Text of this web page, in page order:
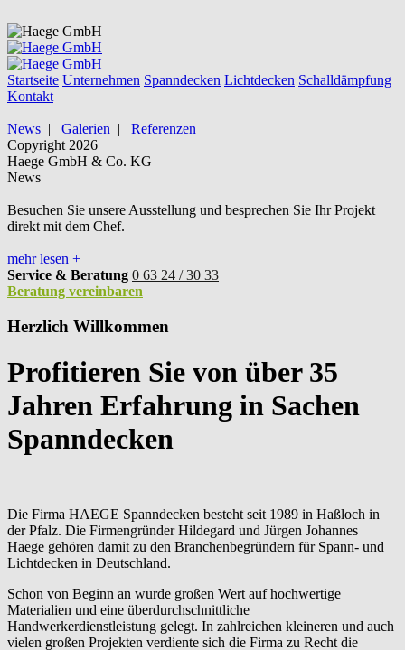
Startseite Unternehmen Spanndecken Lichtdecken Schalldämpfung
Kontakt
News | Galerien | Referenzen
Copyright 2026
Haege GmbH & Co. KG
News
Besuchen Sie unsere Ausstellung und besprechen Sie Ihr Projekt
direkt mit dem Chef.
mehr lesen +
Service & Beratung 0 63 24 / 30 33
Beratung vereinbaren
Herzlich Willkommen
Profitieren Sie von über 35
Jahren Erfahrung in Sachen
Spanndecken
Die Firma HAEGE Spanndecken besteht seit 1989 in Haßloch in
der Pfalz. Die Firmengründer Hildegard und Jürgen Johannes
Haege gehören damit zu den Branchenbegründern für Spann- und
Lichtdecken in Deutschland.
Schon von Beginn an wurde großen Wert auf hochwertige
Materialien und eine überdurchschnittliche
Handwerkerdienstleistung gelegt. In zahlreichen kleineren und auch
vielen großen Projekten verdiente sich die Firma zu Recht die